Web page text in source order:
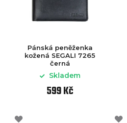
Pánská peněženka
kožená SEGALI 7265
černá
Skladem
599 Kč